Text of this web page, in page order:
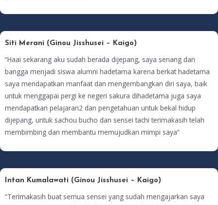
Siti Merani (Ginou Jisshusei – Kaigo)
“Haai sekarang aku sudah berada dijepang, saya senang dan
bangga menjadi siswa alumni hadetama karena berkat hadetama
saya mendapatkan manfaat dan mengembangkan diri saya, baik
untuk menggapai pergi ke negeri sakura dihadetama juga saya
mendapatkan pelajaran2 dan pengetahuan untuk bekal hidup
dijepang, untuk sachou bucho dan sensei tachi terimakasih telah
membimbing dan membantu memujudkan mimpi saya”
Intan Kumalawati (Ginou Jisshusei – Kaigo)
“Terimakasih buat semua sensei yang sudah mengajarkan saya